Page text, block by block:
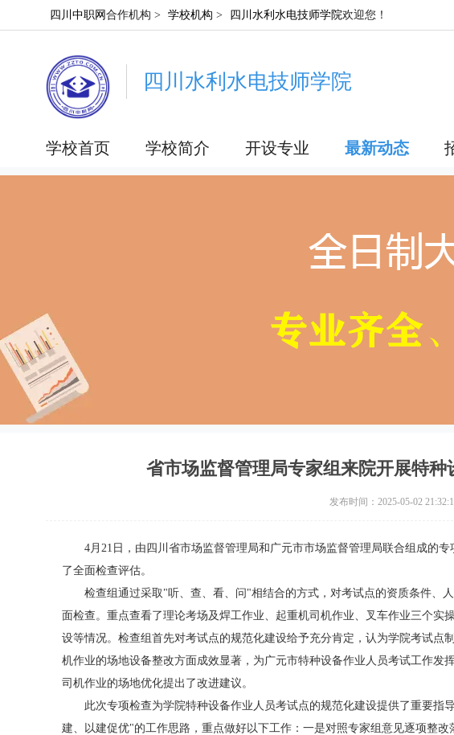
四川中职网 合作机构 > 学校机构 > 四川水利水电技师学院欢迎您！
四川水利水电技师学院
学校首页 学校简介 开设专业 最新动态
省市场监督管理局专家组来院开展特
发布时间：2025-05-02
4月21日，由四川省市场监督管理局和广元市市场监督管理局联合组成的
了全面检查评估。
检查组通过采取"听、查、看、问"相结合的方式，对考试点的资质条件、
面检查。重点查看了理论考场及焊工作业、起重机司机作业、叉车作业三个实
设等情况。检查组 首先对考试点的规范化建设给予充分肯定，认为学院考试点
机作业的场地设备整改方面成效显著，为广元市特种设备作业人员考试工作发
司机作业的场地优化提出了改进建议。
此次专项检查为学院特种设备作业人员考试点的规范化建设提供了重要指
建、以建促优"的工作思路，重点做好以下工作：一是对照专家组意见逐项整